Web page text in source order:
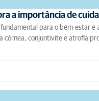
a importância de
para o bem-estar e
córnea, conjuntivite e atrofia